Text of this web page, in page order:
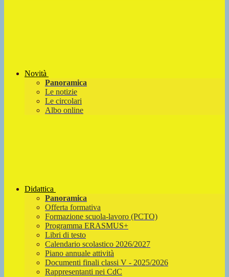
Novità
Panoramica
Le notizie
Le circolari
Albo online
Didattica
Panoramica
Offerta formativa
Formazione scuola-lavoro (PCTO)
Programma ERASMUS+
Libri di testo
Calendario scolastico 2026/2027
Piano annuale attività
Documenti finali classi V - 2025/2026
Rappresentanti nei CdC